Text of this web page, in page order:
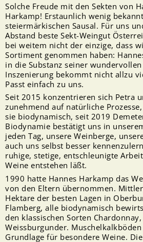
Solche Freude mit den Sekten von
Harkamp! Erstaunlich wenig
steiermärkischen Sausal. Für uns
Abstand beste Sekt-Weingut
bei weitem nicht der einzige, dass
Sortiment genommen haben:
in die Substanz seiner
Inszenierung bekommt nicht allzu
Passt einfach zu uns.
Seit 2015 konzentrieren sich Petra
zunehmend auf natürliche
sie biodynamisch, seit 2019
Biodynamie bestätigt uns in
jeden Tag, unsere Weinberge,
auch uns selbst besser
ruhige, stetige, entschleunigte
Weine entstehen läßt.
1990 hatte Hannes Harkamp das
von den Eltern übernommen.
Hektare der besten Lagen in
Flamberg, alle biodynamisch
den klassischen Sorten
Weissburgunder.
Grundlage für besondere Weine.